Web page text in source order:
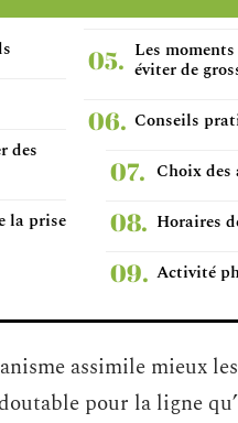
des
la prise
Les
éviter de
Conseils
Choix
Horaires
Activité
assimile mieux
pour la ligne